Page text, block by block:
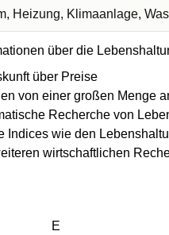
Heizung, Klimaanlage,
über die
über Preise
von einer großen Menge
Recherche von
Indices wie den
wirtschaftlichen
E